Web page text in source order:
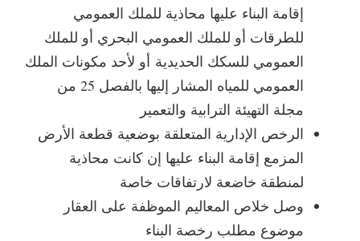
إقامة البناء عليها محاذية للملك العمومي
للطرقات أو للملك العمومي البحري أو للملك
العمومي للسكك الحديدية أو لأحد مكونات الملك
العمومي للمياه المشار إليها بالفصل 25 من
مجلة التهيئة الترابية والتعمير
الرخص الإدارية المتعلقة بوضعية قطعة الأرض
المزمع إقامة البناء عليها إن كانت محاذية
لمنطقة خاضعة لارتفاقات خاصة
وصل خلاص المعاليم الموظفة على العقار
موضوع مطلب رخصة البناء